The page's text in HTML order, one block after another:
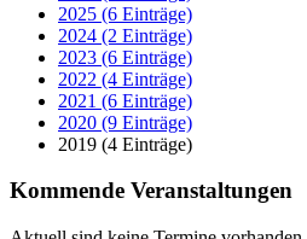
2025 (6 Einträge)
2024 (2 Einträge)
2023 (6 Einträge)
2022 (4 Einträge)
2021 (6 Einträge)
2020 (9 Einträge)
2019 (4 Einträge)
Kommende Veranstaltungen